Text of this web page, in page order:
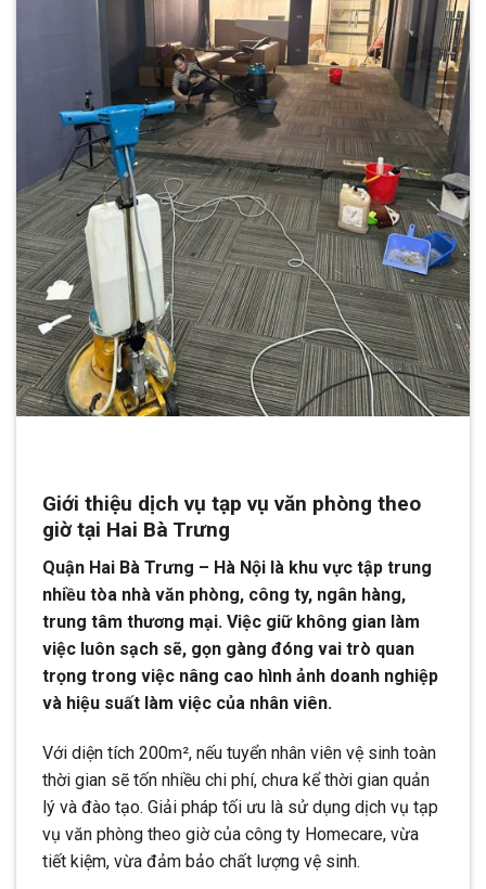
Giới thiệu dịch vụ tạp vụ văn phòng theo
giờ tại Hai Bà Trưng
Quận Hai Bà Trưng – Hà Nội là khu vực tập trung
nhiều tòa nhà văn phòng, công ty, ngân hàng,
trung tâm thương mại. Việc giữ không gian làm
việc luôn sạch sẽ, gọn gàng đóng vai trò quan
trọng trong việc nâng cao hình ảnh doanh nghiệp
và hiệu suất làm việc của nhân viên.
Với diện tích 200m², nếu tuyển nhân viên vệ sinh toàn
thời gian sẽ tốn nhiều chi phí, chưa kể thời gian quản
lý và đào tạo. Giải pháp tối ưu là sử dụng dịch vụ tạp
vụ văn phòng theo giờ của công ty Homecare, vừa
tiết kiệm, vừa đảm bảo chất lượng vệ sinh.